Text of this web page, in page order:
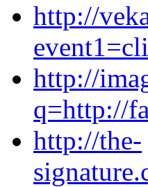
http://
http://
q=http://
http://the-